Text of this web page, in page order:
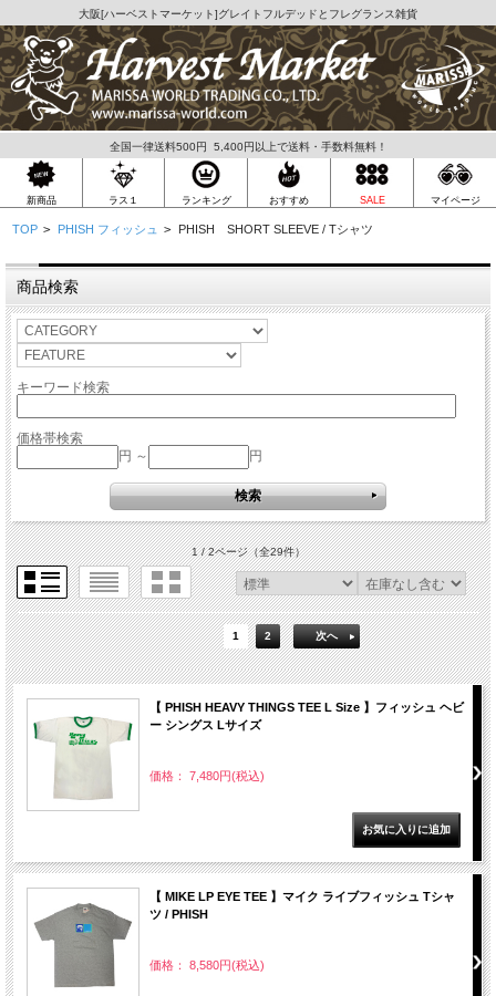
大阪[ハーベストマーケット]グレイトフルデッドとフレグランス雑貨
全国一律送料500円 5,400円以上で送料・手数料無料！
新商品 ラス１ ランキング おすすめ SALE マイページ
TOP > PHISH フィッシュ > PHISH SHORT SLEEVE / Tシャツ
商品検索
キーワード検索
価格帯検索
円 ～
円
1 / 2ページ（全29件）
1 2 次へ
【 PHISH HEAVY THINGS TEE L Size 】フィッシュ ヘビ
ー シングス Lサイズ
価格： 7,480円(税込)
【 MIKE LP EYE TEE 】マイク ライブフィッシュ Tシャ
ツ / PHISH
価格： 8,580円(税込)